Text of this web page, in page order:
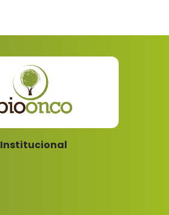
Institucional